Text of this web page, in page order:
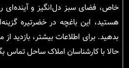
خاص، فضای سبز دل‌انگیز و آینده‌ای
هستید، این باغچه در خضرتیره
بدهید. برای اطلاعات بیشتر، بازدید
حالا با کارشناسان املاک ساحل تماس